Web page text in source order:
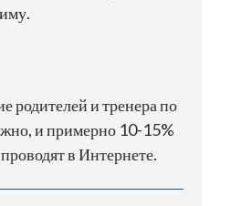
родителей и тренера по
и примерно 10-15%
в Интернете.